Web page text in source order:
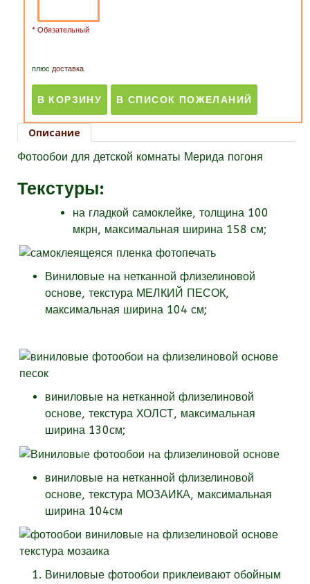
* Обязательный
плюс доставка
Описание
Фотообои для детской комнаты Мерида погоня
Текстуры:
на гладкой самоклейке, толщина 100
мкрн, максимальная ширина 158 см;
Виниловые на нетканной флизелиновой
основе, текстура МЕЛКИЙ ПЕСОК,
максимальная ширина 104 см;
виниловые на нетканной флизелиновой
основе, текстура ХОЛСТ, максимальная
ширина 130см;
виниловые на нетканной флизелиновой
основе, текстура МОЗАИКА, максимальная
ширина 104см
Виниловые фотообои приклеивают обойным